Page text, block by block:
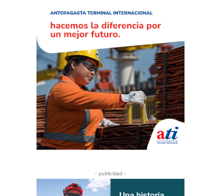
- publicidad -